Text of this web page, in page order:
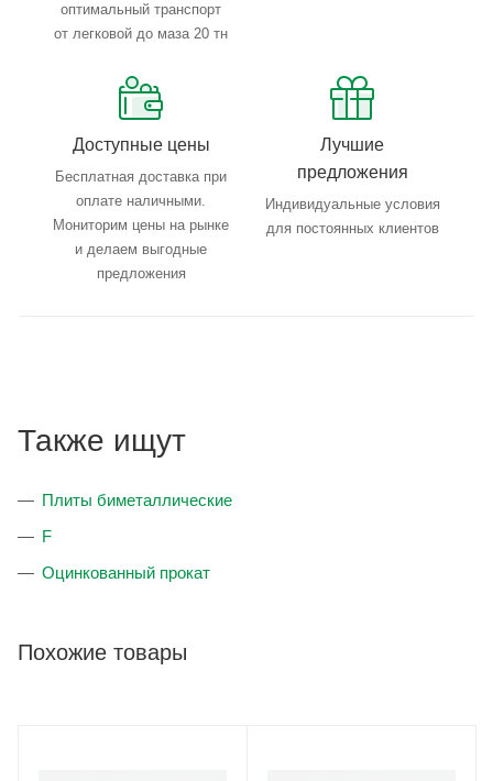
оптимальный транспорт
от легковой до маза 20 тн
Доступные цены
Бесплатная доставка при
оплате наличными.
Мониторим цены на рынке
и делаем выгодные
предложения
Лучшие
предложения
Индивидуальные условия
для постоянных клиентов
Также ищут
Плиты биметаллические
F
Оцинкованный прокат
Похожие товары